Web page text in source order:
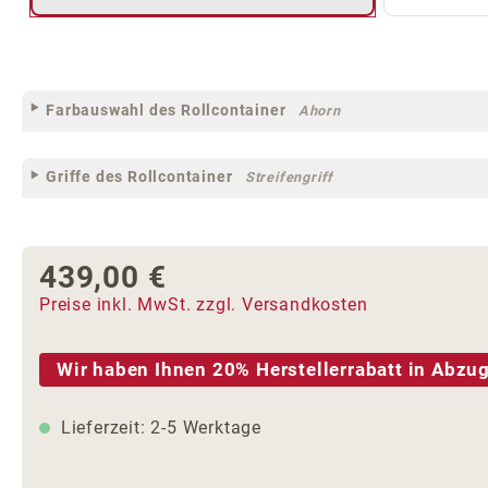
Farbauswahl des Rollcontainer Ahorn
Griffe des Rollcontainer Streifengriff
Regulärer Preis:
439,00 €
Preise inkl. MwSt. zzgl. Versandkosten
Wir haben Ihnen 20% Herstellerrabatt in
Lieferzeit: 2-5 Werktage